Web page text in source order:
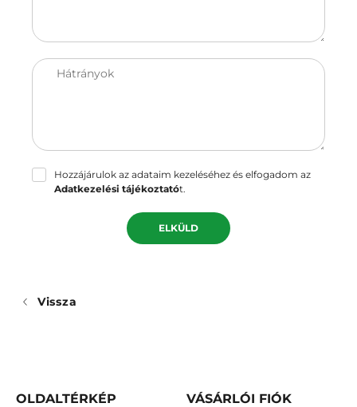
Hátrányok
Hozzájárulok az adataim kezeléséhez és elfogadom az
Adatkezelési tájékoztatót.
ELKÜLD
Vissza
OLDALTÉRKÉP VÁSÁRLÓI FIÓK